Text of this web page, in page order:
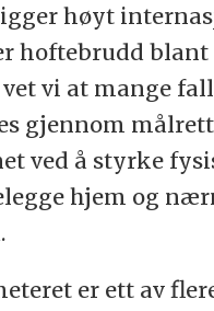
høyt
hoftebrudd blant
vi at mange
gjennom
ved å styrke
hjem og
er ett av